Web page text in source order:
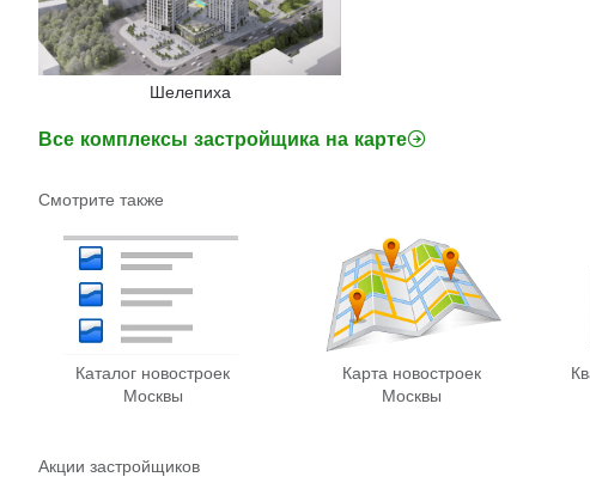
Шелепиха
Все комплексы застройщика на карте
Смотрите также
Каталог новостроек
Москвы
Карта новостроек
Москвы
Акции застройщиков